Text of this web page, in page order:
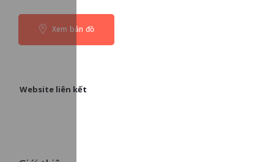
Xem bản đồ
Website liên kết